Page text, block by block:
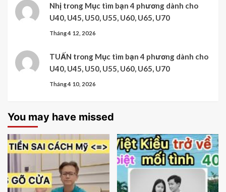
Nhị trong Mục tìm bạn 4 phương dành cho
U40, U45, U50, U55, U60, U65, U70
Tháng 4 12, 2026
TUẤN trong Mục tìm bạn 4 phương dành cho
U40, U45, U50, U55, U60, U65, U70
Tháng 4 10, 2026
You may have missed